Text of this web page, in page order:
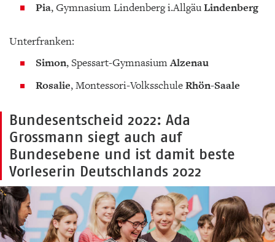
Pia, Gymnasium Lindenberg i.AllgäuLindenberg
Unterfranken:
Simon, Spessart-GymnasiumAlzenau
Rosalie, Montessori-VolksschuleRhön-Saale
Bundesentscheid 2022: Ada
Grossmann siegt auch auf
Bundesebene und ist damit beste
Vorleserin Deutschlands 2022